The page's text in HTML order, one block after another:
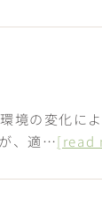
境の変化に
、適…[read